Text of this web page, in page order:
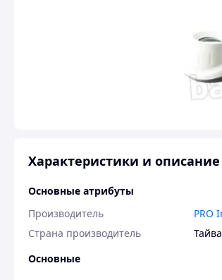
Характеристики и описание
Основные атрибуты
Производитель
PRO
Страна производитель
Основные